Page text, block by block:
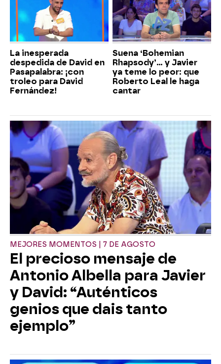
La inesperada
despedida de David en
Pasapalabra: ¡con
troleo para David
Fernández!
Suena ‘Bohemian
Rhapsody’... y Javier
ya teme lo peor: que
Roberto Leal le haga
cantar
MEJORES MOMENTOS | 7 DE AGOSTO
El precioso mensaje de
Antonio Albella para Javier
y David: “Auténticos
genios que dais tanto
ejemplo”